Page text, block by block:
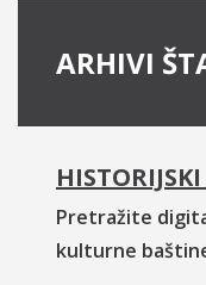
ARHIVI
Pretražite
kulturne